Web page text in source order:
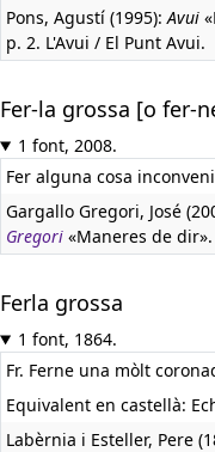
Pons, Agustí (1995):Avui
p. 2. L'Avui / El Punt Avui.
Fer-la grossa [o fer-
1 font, 2008.
Fer alguna cosa
Gargallo Gregori, José
Gregori «Maneres de
Ferla grossa
1 font, 1864.
Fr. Ferne una mòlt
Equivalent en castellà:
Labèrnia i Esteller, Pere